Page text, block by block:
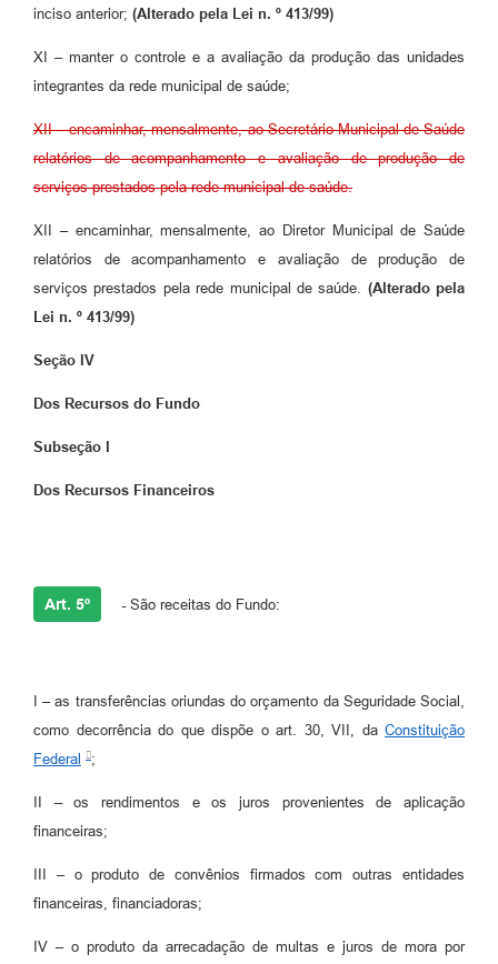
inciso anterior; (Alterado pela Lei n. º 413/99)
XI – manter o controle e a avaliação da produção das unidades
integrantes da rede municipal de saúde;
XII – encaminhar, mensalmente, ao Secretário Municipal de Saúde
relatórios de acompanhamento e avaliação de produção de
serviços prestados pela rede municipal de saúde.
XII – encaminhar, mensalmente, ao Diretor Municipal de Saúde
relatórios de acompanhamento e avaliação de produção de
serviços prestados pela rede municipal de saúde. (Alterado pela
Lei n. º 413/99)
Seção IV
Dos Recursos do Fundo
Subseção I
Dos Recursos Financeiros
Art. 5º - São receitas do Fundo:
I – as transferências oriundas do orçamento da Seguridade Social,
como decorrência do que dispõe o art. 30, VII, da Constituição
Federal
;
II – os rendimentos e os juros provenientes de aplicação
financeiras;
III – o produto de convênios firmados com outras entidades
financeiras, financiadoras;
IV – o produto da arrecadação de multas e juros de mora por